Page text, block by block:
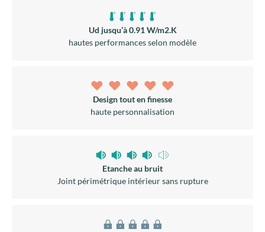
Ud jusqu’à 0.91 W/m2.K
hautes performances selon modèle
Design tout en finesse
haute personnalisation
Etanche au bruit
Joint périmétrique intérieur sans rupture